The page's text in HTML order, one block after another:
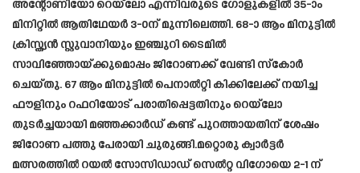
അന്റോണിയോ റെയ്‌ലോ എന്നിവരുടെ ഗോളുകളിൽ 35-ാം
മിനിറ്റിൽ ആതിഥേയർ 3-0ന് മുന്നിലെത്തി. 68-ാ ആം മിനുട്ടിൽ
ക്രിസ്ത്യൻ സ്റ്റുവാനിയും ഇഞ്ചുറി ടൈമിൽ
സാവിഞ്ഞോയ്‌ക്കുമൊപ്പം ജിറോണക്ക് വേണ്ടി സ്‌കോർ
ചെയ്തു. 67 ആം മിനുട്ടിൽ പെനാൽറ്റി കിക്കിലേക്ക് നയിച്ച
ഫൗളിനും റഫറിയോട് പരാതിപ്പെട്ടതിനും റെയ്‌ലോ
തുടർച്ചയായി മഞ്ഞക്കാർഡ് കണ്ട് പുറത്തായതിന് ശേഷം
ജിറോണ പത്തു പേരായി ചുരുങ്ങി.മറ്റൊരു ക്വാർട്ടർ
മത്സരത്തിൽ റയൽ സോസിഡാഡ് സെൽറ്റ വിഗോയെ 2-1 ന്